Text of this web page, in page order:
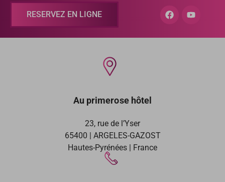
RESERVEZ EN LIGNE
Au primerose hôtel
23, rue de l’Yser
65400 | ARGELES-GAZOST
Hautes-Pyrénées | France